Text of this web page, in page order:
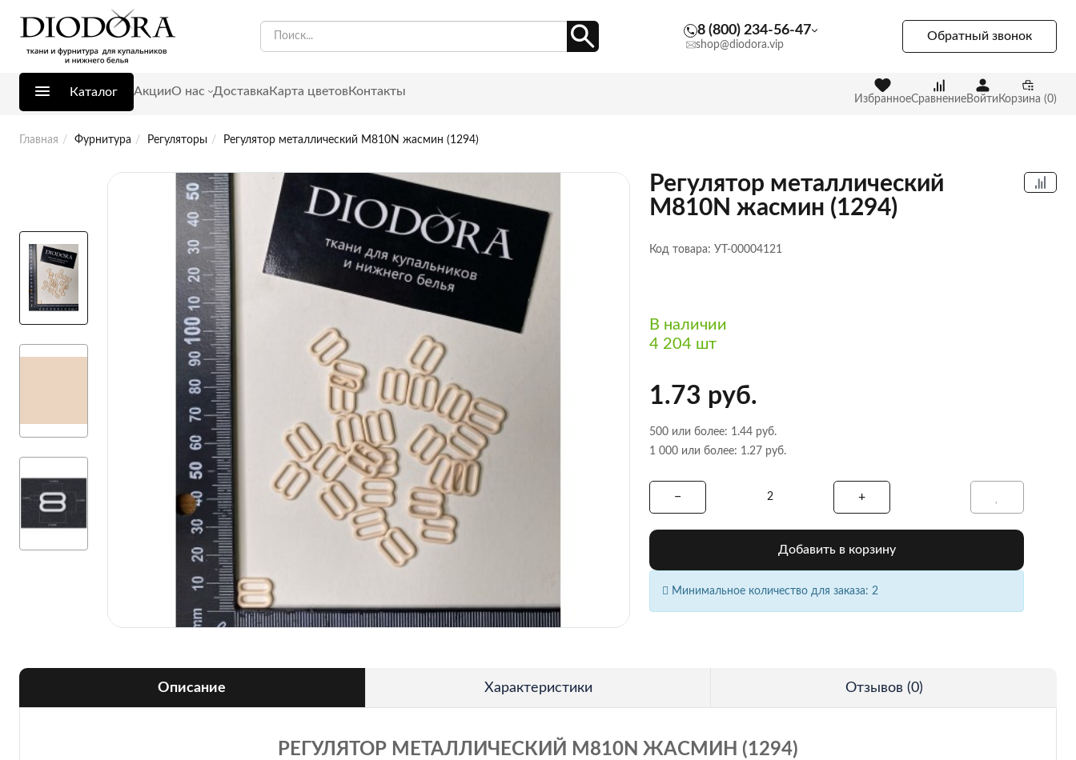
8 (800) 234-56-47
shop@diodora.vip
Обратный звонок
Каталог АкцииО нас Доставка Карта цветовКонтакты
ИзбранноеСравнениеВойти Корзина (0)
Главная Фурнитура Регуляторы Регулятор металлический M810N жасмин (1294)
Регулятор металлический
M810N жасмин (1294)
Код товара: УТ-00004121
В наличии
4 204 шт
1.73 руб.
500 или более: 1.44 руб.
1 000 или более: 1.27 руб.
Добавить в корзину
Минимальное количество для заказа: 2
Описание Характеристики Отзывов (0)
РЕГУЛЯТОР МЕТАЛЛИЧЕСКИЙ M810N ЖАСМИН (1294)